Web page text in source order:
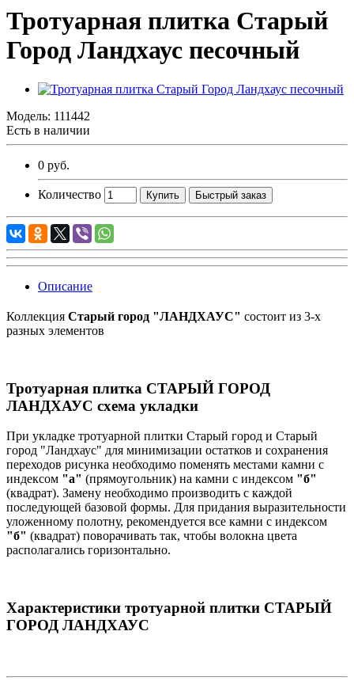
Тротуарная плитка Старый
Город Ландхаус песочный
Модель: 111442
Есть в наличии
0 руб.
Количество Купить Быстрый заказ
Описание
Коллекция Старый город "ЛАНДХАУС" состоит из 3-х
разных элементов
Тротуарная плитка СТАРЫЙ ГОРОД
ЛАНДХАУС схема укладки
При укладке тротуарной плитки Старый город и Старый
город "Ландхаус" для минимизации остатков и сохранения
переходов рисунка необходимо поменять местами камни с
индексом "а" (прямоугольник) на камни с индексом "б"
(квадрат). Замену необходимо производить с каждой
последующей базовой формы. Для придания выразительности
уложенному полотну, рекомендуется все камни с индексом
"б" (квадрат) поворачивать так, чтобы волокна цвета
располагались горизонтально.
Характеристики тротуарной плитки СТАРЫЙ
ГОРОД ЛАНДХАУС